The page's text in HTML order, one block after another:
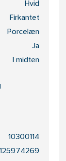
Hvid
Firkantet
Porcelæn
Ja
I midten
10300114